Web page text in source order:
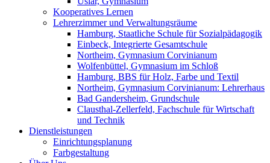
Kooperatives Lernen
Lehrerzimmer und Verwaltungsräume
Hamburg, Staatliche Schule für Sozialpädagogik
Einbeck, Integrierte Gesamtschule
Northeim, Gymnasium Corvinianum
Wolfenbüttel, Gymnasium im Schloß
Hamburg, BBS für Holz, Farbe und Textil
Northeim, Gymnasium Corvinianum: Lehrerhaus
Bad Gandersheim, Grundschule
Clausthal-Zellerfeld, Fachschule für Wirtschaft
und Technik
Dienstleistungen
Einrichtungsplanung
Farbgestaltung